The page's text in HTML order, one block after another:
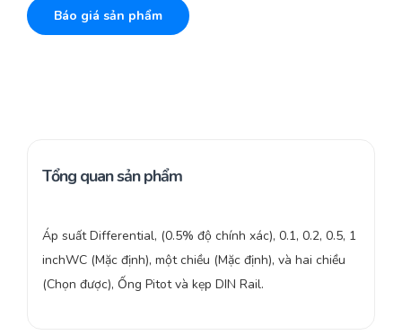
Báo giá sản phẩm
Tổng quan sản phẩm
Áp suất Differential, (0.5% độ chính xác), 0.1, 0.2, 0.5, 1
inchWC (Mặc định), một chiều (Mặc định), và hai chiều
(Chọn được), Ống Pitot và kẹp DIN Rail.